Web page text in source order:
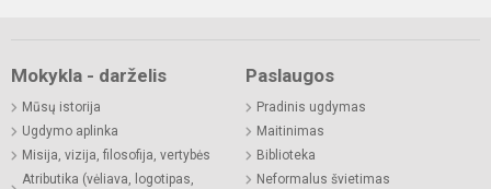
Mokykla - darželis
Mūsų istorija
Ugdymo aplinka
Misija, vizija, filosofija, vertybės
Atributika (vėliava, logotipas,
Paslaugos
Pradinis ugdymas
Maitinimas
Biblioteka
Neformalus švietimas